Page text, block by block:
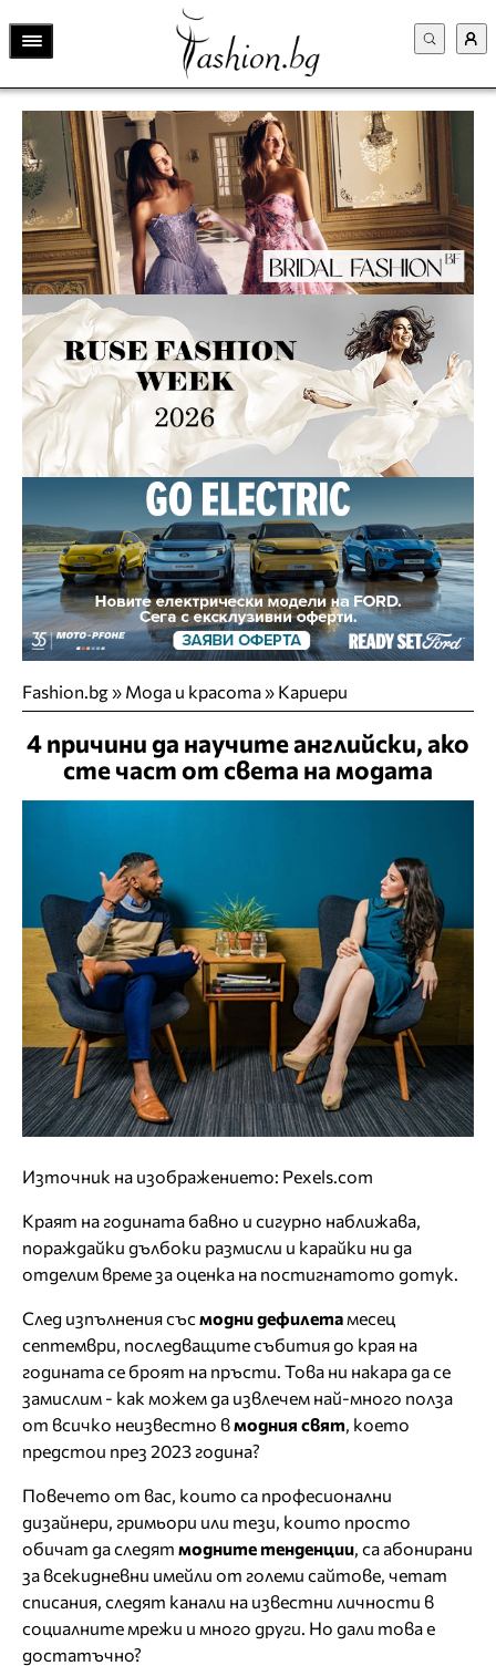
Fashion.bg» Мода и красота» Кариери
4 причини да научите английски, ако
сте част от света на модата
Източник на изображението: Pexels.com
Краят на годината бавно и сигурно наближава,
пораждайки дълбоки размисли и карайки ни да
отделим време за оценка на постигнатото дотук.
След изпълнения със модни дефилета месец
септември, последващите събития до края на
годината се броят на пръсти. Това ни накара да се
замислим - как можем да извлечем най-много полза
от всичко неизвестно вмодния свят , което
предстои през 2023 година?
Повечето от вас, които са професионални
дизайнери, гримьори или тези, които просто
обичат да следят модните тенденции , са абонирани
за всекидневни имейли от големи сайтове, четат
списания, следят канали на известни личности в
социалните мрежи и много други. Но дали това е
достатъчно?